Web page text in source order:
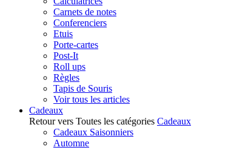
Carnets de notes
Conferenciers
Etuis
Porte-cartes
Post-It
Roll ups
Règles
Tapis de Souris
Voir tous les articles
Cadeaux
Retour vers Toutes les catégories Cadeaux
Cadeaux Saisonniers
Automne